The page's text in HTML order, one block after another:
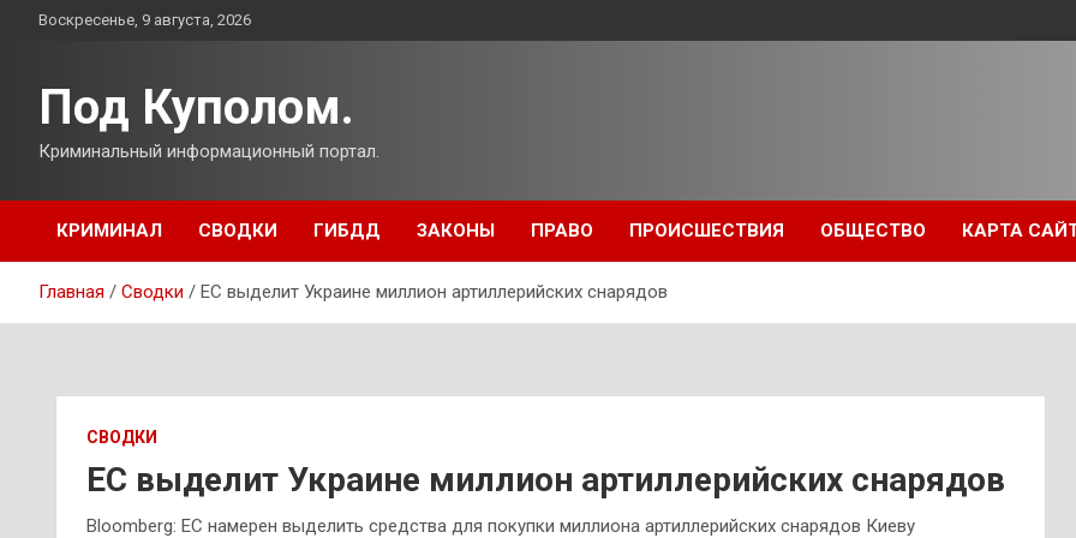
ПерейтиВоскресенье, 9 августа, 2026
Под Куполом.
Криминальный информационный портал.
КРИМИНАЛ СВОДКИ ГИБДД ЗАКОНЫ ПРАВО ПРОИСШЕСТВИЯ ОБЩЕСТВО КАРТА
Главная Сводки ЕС выделит Украине миллион артиллерийских снарядов
СВОДКИ
ЕС выделит Украине миллион артиллерийских снарядов
Bloomberg: ЕС намерен выделить средства для покупки миллиона артиллерийских снарядов Киеву